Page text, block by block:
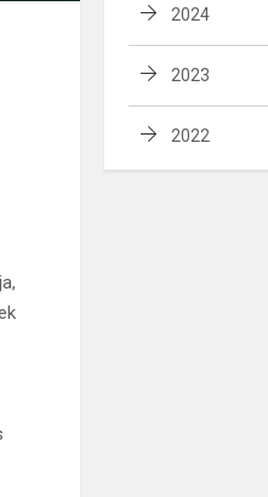
2024
2023
2022